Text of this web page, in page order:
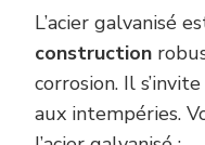
L’acier galvanisé
construction
corrosion. Il
aux intempéries.